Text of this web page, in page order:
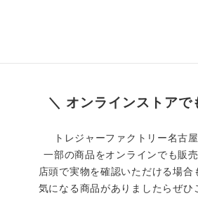
＼ オンラインストアで
トレジャーファクトリー名古
一部の商品をオンラインでも販
店頭で実物を確認いただける場合
気になる商品がありましたらぜひ